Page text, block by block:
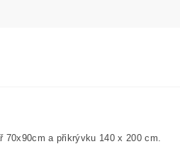
70x90cm a přikrývku 140 x 200 cm.